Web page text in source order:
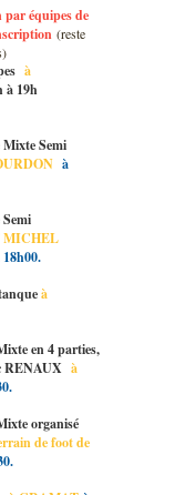
équipes de
(reste
à
à 19h
Semi
à
MICHEL
18h00.
à
en 4 parties,
RENAUX à
organisé
de foot de